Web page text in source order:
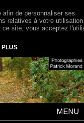
MENU
de personnaliser ses
relatives à votre
site, vous acceptez
PLUS